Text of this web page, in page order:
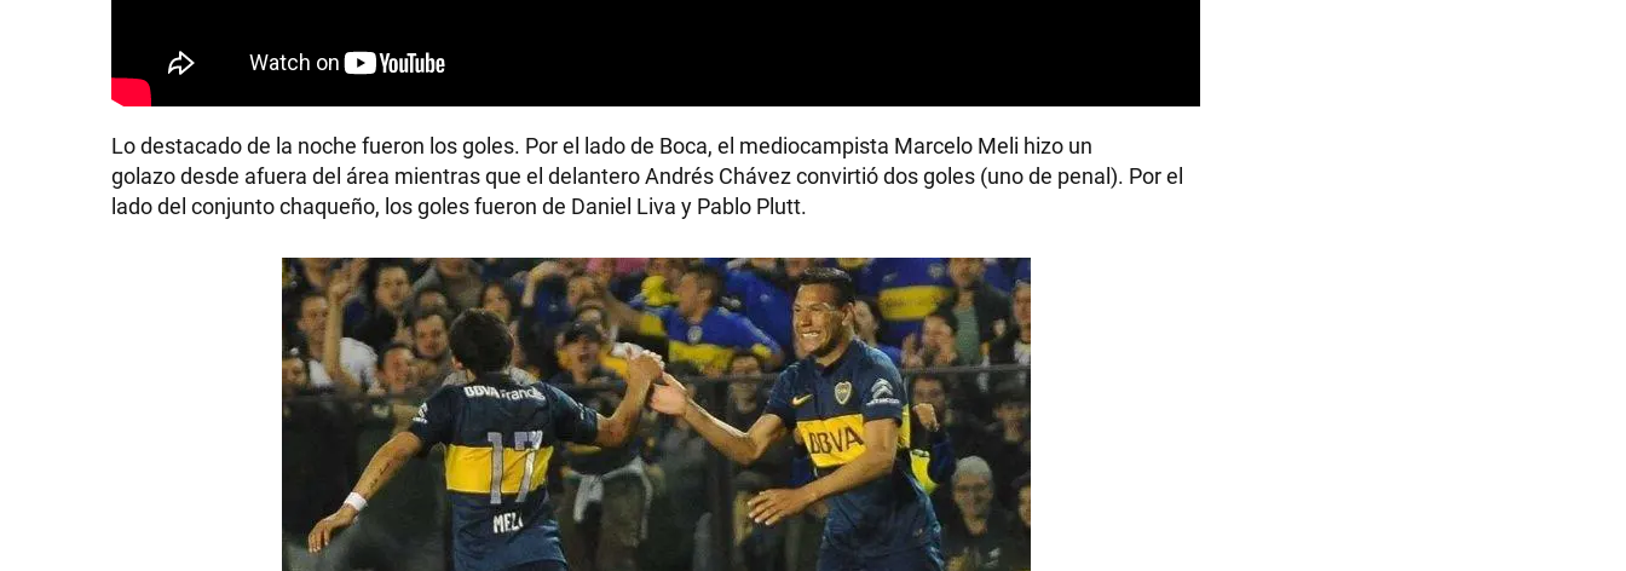
Lo destacado de la noche fueron los goles. Por el lado de Boca, el mediocampista Marcelo Meli hizo un
golazo desde afuera del área mientras que el delantero Andrés Chávez convirtió dos goles (uno de penal). Por el
lado del conjunto chaqueño, los goles fueron de Daniel Liva y Pablo Plutt.
GRAN
HERMANO
SALUD
DEPORTES
TECNOLOGÍA